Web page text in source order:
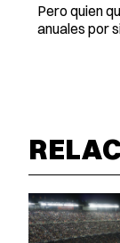
Pero quien
anuales por